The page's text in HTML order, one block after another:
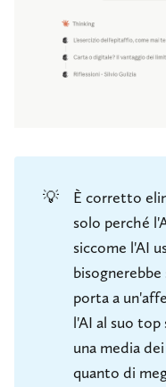
💡
È corretto
solo perché
siccome l'AI
porta a
l'AI al suo
una media
quanto di